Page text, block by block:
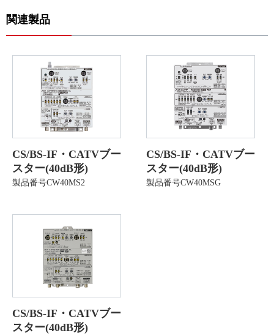
関連製品
CS/BS-IF・CATVブー
スター(40dB形)
製品番号CW40MS2
CS/BS-IF・CATVブー
スター(40dB形)
製品番号CW40MSG
CS/BS-IF・CATVブー
スター(40dB形)